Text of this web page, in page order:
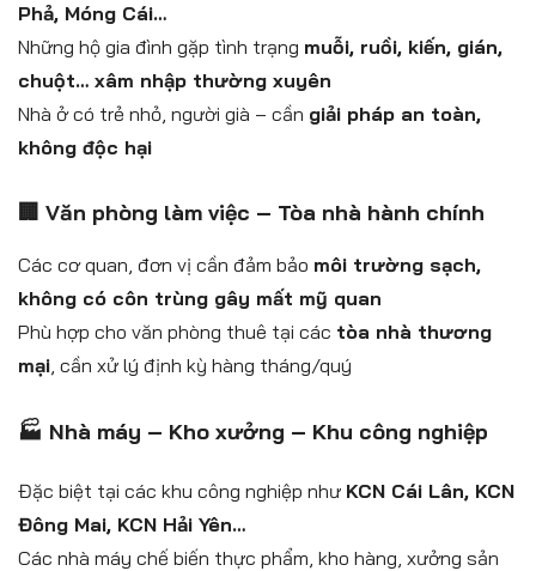
Phả, Móng Cái…
Những hộ gia đình gặp tình trạng muỗi, ruồi, kiến, gián,
chuột… xâm nhập thường xuyên
Nhà ở có trẻ nhỏ, người già – cần giải pháp an toàn,
không độc hại
🏢 Văn phòng làm việc – Tòa nhà hành chính
Các cơ quan, đơn vị cần đảm bảo môi trường sạch,
không có côn trùng gây mất mỹ quan
Phù hợp cho văn phòng thuê tại các tòa nhà thương
mại, cần xử lý định kỳ hàng tháng/quý
🏭 Nhà máy – Kho xưởng – Khu công nghiệp
Đặc biệt tại các khu công nghiệp như KCN Cái Lân, KCN
Đông Mai, KCN Hải Yên…
Các nhà máy chế biến thực phẩm, kho hàng, xưởng sản